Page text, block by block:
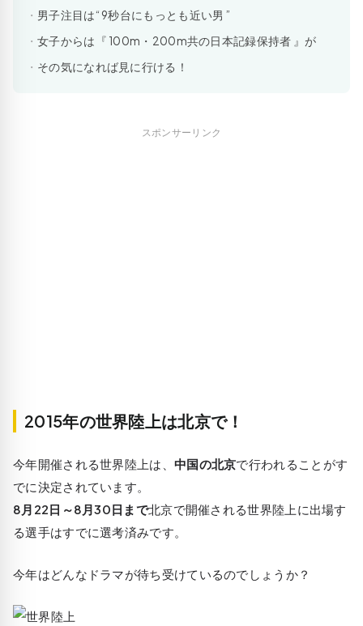
男子注目は“ 9秒台にもっとも近い男 ”
女子からは『 100m・200m共の日本記録保持者 』が
その気になれば見に行ける！
スポンサーリンク
2015年の世界陸上は北京で！
今年開催される世界陸上は、 中国の北京で行われることがす
でに決定されています。
8月22日～8月30日まで北京で開催される世界陸上に出場す
る選手はすでに選考済みです。
今年はどんなドラマが待ち受けているのでしょうか？